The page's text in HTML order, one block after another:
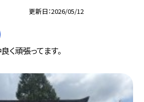
更新日 2026/05/12
く頑張ってます。